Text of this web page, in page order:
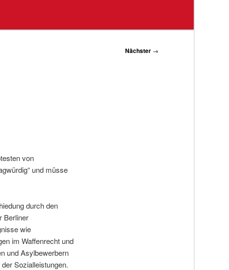
Nächster →
von
und müsse
durch den
Berliner
wie
im Waffenrecht und
und Asylbewerbern
Sozialleistungen.